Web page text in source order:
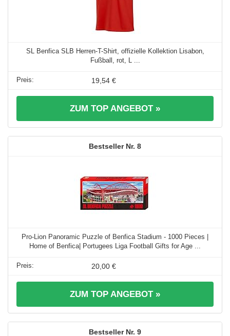
SL Benfica SLB Herren-T-Shirt, offizielle Kollektion Lisabon,
Fußball, rot, L ...
19,54 €
ZUM TOP ANGEBOT »
8
Pro-Lion Panoramic Puzzle of Benfica Stadium - 1000 Pieces |
Home of Benfica| Portugees Liga Football Gifts for Age ...
20,00 €
ZUM TOP ANGEBOT »
9